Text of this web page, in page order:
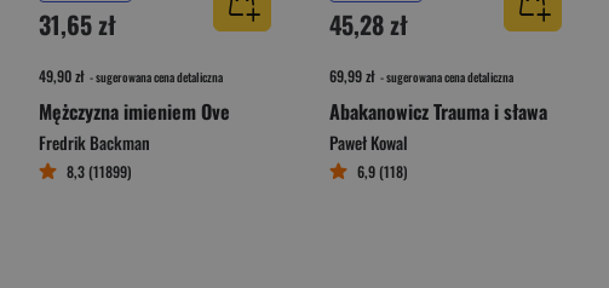
31,65 zł
49,90 zł - sugerowana cena detaliczna
Mężczyzna imieniem Ove
Fredrik Backman
8,3 (11899)
45,28 zł
69,99 zł - sugerowana cena detaliczna
Abakanowicz Trauma i sława
Paweł Kowal
6,9 (118)